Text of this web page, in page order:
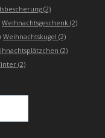
(2)
Weihnachtsgeschenk (2)
Weihnachtskugel (2)
(2)
(2)